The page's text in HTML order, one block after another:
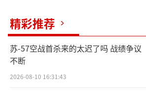
精彩推荐
苏-57空战首杀来的太迟了吗 战绩争议
不断
2026-08-10 16:31:43